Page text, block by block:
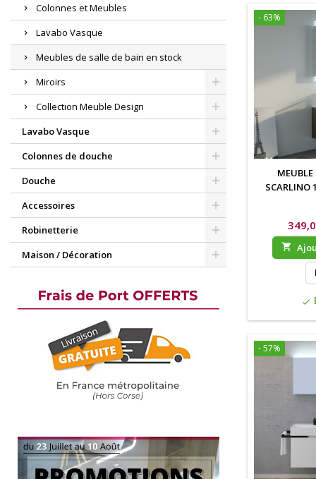
Colonnes et Meubles
Lavabo Vasque
Meubles de salle de bain en stock
Miroirs
Collection Meuble Design
Lavabo Vasque
Colonnes de douche
Douche
Accessoires
Robinetterie
Maison / Décoration
bain compact,
Noir,
s’intègrera
- 63%
MEUBLE
SCARLINO

check
- 57%